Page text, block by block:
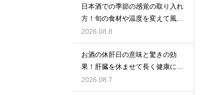
日本酒での季節の感覚の取り入れ
方！旬の食材や温度を変えて風情
を楽しむ
2026.08.8
お酒の休肝日の意味と驚きの効
果！肝臓を休ませて長く健康に楽
しむ
2026.08.7